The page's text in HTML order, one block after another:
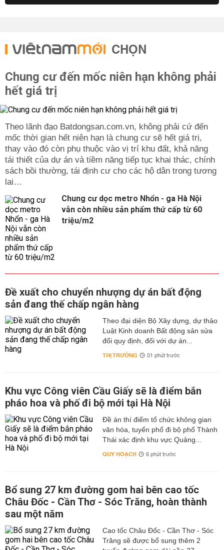
CHỌN
Chung cư đến mốc niên hạn không phải
hết giá trị
Theo lãnh đạo Batdongsan.com.vn, không phải cứ đến
mốc thời gian hết niên hạn là chung cư sẽ hết giá trị,
thay vào đó còn phụ thuộc vào vị trí khu đất, khả năng
tái thiết của dự án và tiềm năng tiếp tục khai thác, chính
sách bồi thường, tái định cư cho các hộ dân trong tương
lai…
Chung cư dọc metro Nhổn - ga Hà Nội
vẫn còn nhiều sản phẩm thứ cấp từ 60
triệu/m2
Đề xuất cho chuyển nhượng dự án bất động
sản đang thế chấp ngân hàng
Theo đại diện Bộ Xây dựng, dự thảo
Luật Kinh doanh Bất động sản sửa
đổi quy định, đối với dự án...
THỊ TRƯỜNG 01 phút trước
Khu vực Công viên Cầu Giấy sẽ là điểm bắn
pháo hoa và phố đi bộ mới tại Hà Nội
Đề án thí điểm tổ chức không gian
văn hóa, tuyến phố đi bộ phố Thành
Thái xác định khu vực Quảng...
QUY HOẠCH 6 phút trước
Bổ sung 27 km đường gom hai bên cao tốc
Châu Đốc - Cần Thơ - Sóc Trăng, hoàn thành
sau một năm
Cao tốc Châu Đốc - Cần Thơ - Sóc
Trăng sẽ được bổ sung thêm 2